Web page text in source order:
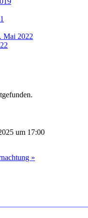
Mai 2022
um 17:00
»